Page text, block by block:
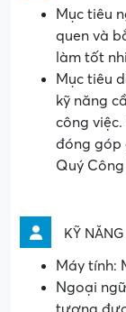
Mục tiêu
quen và
làm tốt
Mục tiêu
kỹ năng
công
đóng góp
Quý Công
KỸ
Máy tính:
Ngoại